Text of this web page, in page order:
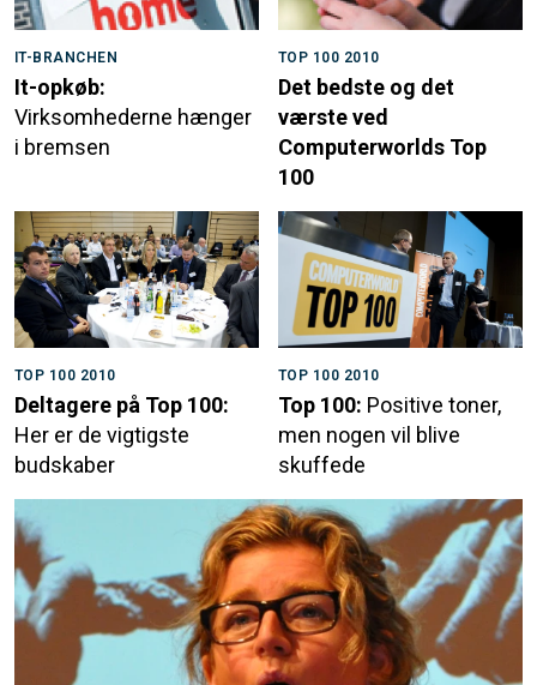
IT-BRANCHEN
It-opkøb:
Virksomhederne hænger
i bremsen
TOP 100 2010
Det bedste og det
værste ved
Computerworlds Top
100
TOP 100 2010
Deltagere på Top 100:
Her er de vigtigste
budskaber
TOP 100 2010
Top 100: Positive toner,
men nogen vil blive
skuffede